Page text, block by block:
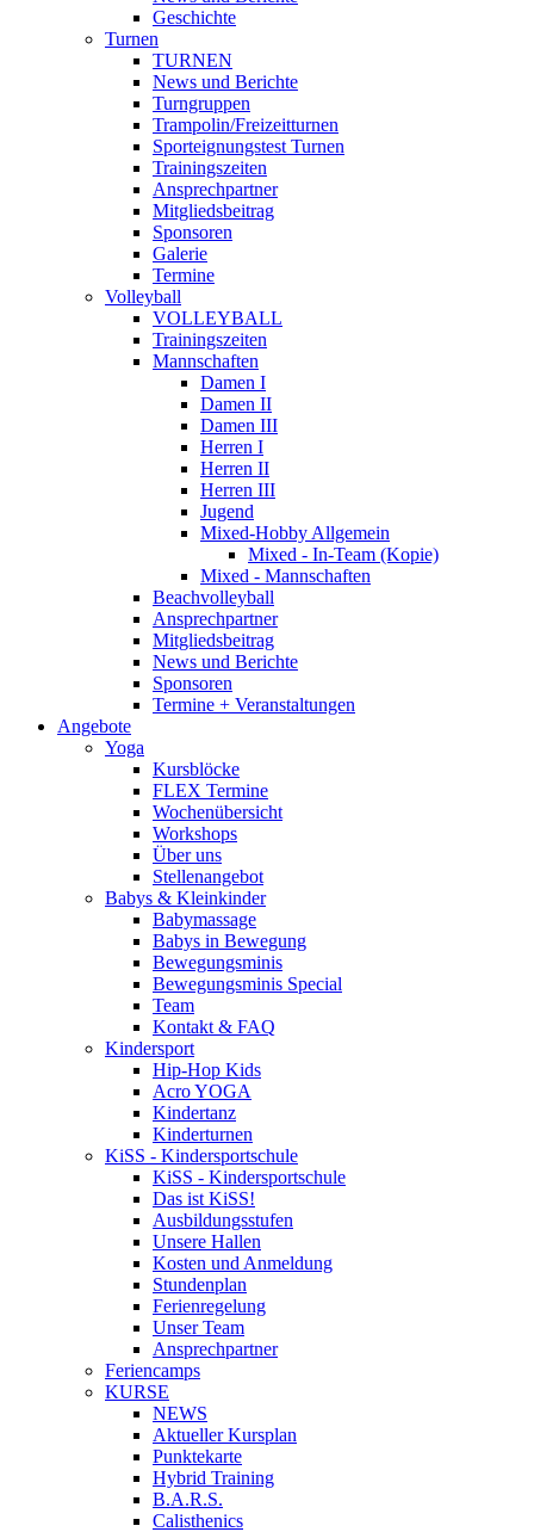
Geschichte
Turnen
TURNEN
News und Berichte
Turngruppen
Trampolin/Freizeitturnen
Sporteignungstest Turnen
Trainingszeiten
Ansprechpartner
Mitgliedsbeitrag
Sponsoren
Galerie
Termine
Volleyball
VOLLEYBALL
Trainingszeiten
Mannschaften
Damen I
Damen II
Damen III
Herren I
Herren II
Herren III
Jugend
Mixed-Hobby Allgemein
Mixed - In-Team (Kopie)
Mixed - Mannschaften
Beachvolleyball
Ansprechpartner
Mitgliedsbeitrag
News und Berichte
Sponsoren
Termine + Veranstaltungen
Angebote
Yoga
Kursblöcke
FLEX Termine
Wochenübersicht
Workshops
Über uns
Stellenangebot
Babys & Kleinkinder
Babymassage
Babys in Bewegung
Bewegungsminis
Bewegungsminis Special
Team
Kontakt & FAQ
Kindersport
Hip-Hop Kids
Acro YOGA
Kindertanz
Kinderturnen
KiSS - Kindersportschule
KiSS - Kindersportschule
Das ist KiSS!
Ausbildungsstufen
Unsere Hallen
Kosten und Anmeldung
Stundenplan
Ferienregelung
Unser Team
Ansprechpartner
Feriencamps
KURSE
NEWS
Aktueller Kursplan
Punktekarte
Hybrid Training
B.A.R.S.
Calisthenics